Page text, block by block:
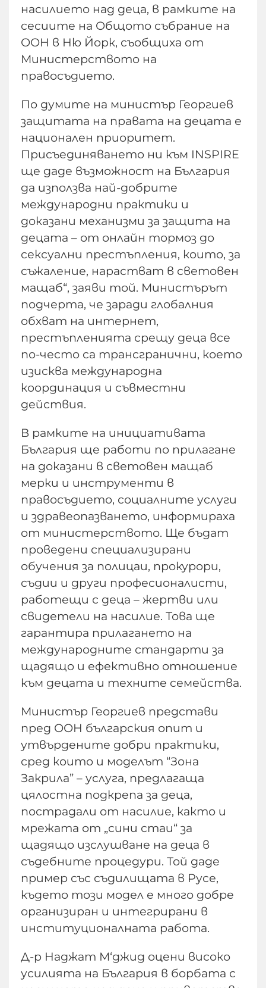
насилието над деца, в рамките на
сесиите на Общото събрание на
ООН в Ню Йорк, съобщиха от
Министерството на
правосъдието.
По думите на министър Георгиев
защитата на правата на децата е
национален приоритет.
Присъединяването ни към INSPIRE
ще даде възможност на България
да използва най-добрите
международни практики и
доказани механизми за защита на
децата – от онлайн тормоз до
сексуални престъпления, които, за
съжаление, нарастват в световен
мащаб“, заяви той. Министърът
подчерта, че заради глобалния
обхват на интернет,
престъпленията срещу деца все
по-често са трансгранични, което
изисква международна
координация и съвместни
действия.
В рамките на инициативата
България ще работи по прилагане
на доказани в световен мащаб
мерки и инструменти в
правосъдието, социалните услуги
и здравеопазването, информираха
от министерството. Ще бъдат
проведени специализирани
обучения за полицаи, прокурори,
съдии и други професионалисти,
работещи с деца – жертви или
свидетели на насилие. Това ще
гарантира прилагането на
международните стандарти за
щадящо и ефективно отношение
към децата и техните семейства.
Министър Георгиев представи
пред ООН българския опит и
утвърдените добри практики,
сред които и моделът “Зона
Закрила” – услуга, предлагаща
цялостна подкрепа за деца,
пострадали от насилие, както и
мрежата от „сини стаи“ за
щадящо изслушване на деца в
съдебните процедури. Той даде
пример със съдилищата в Русе,
където този модел е много добре
организиран и интегрирани в
институционалната работа.
Д-р Наджат М‘джид оцени високо
усилията на България в борбата с